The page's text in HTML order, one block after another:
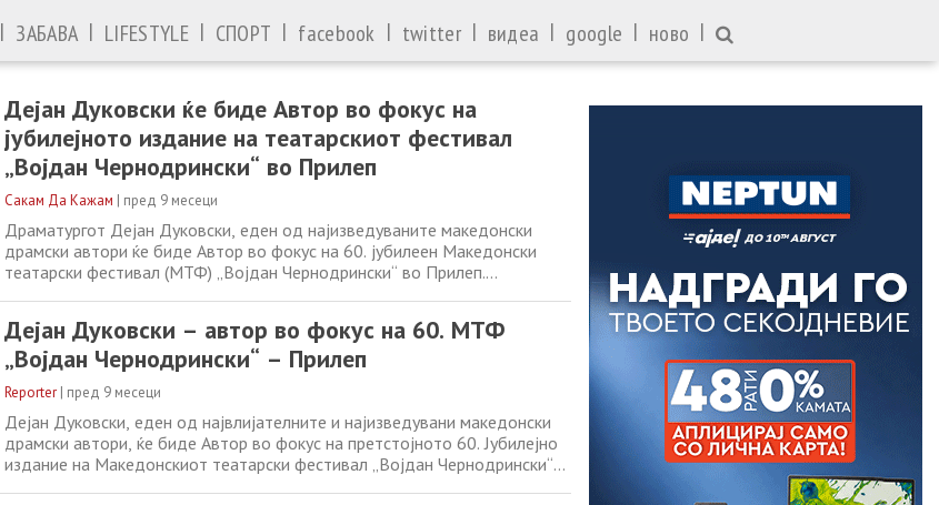
| ЗАБАВА | LIFESTYLE | СПОРТ | facebook | twitter | видеа | google | ново |
Дејан Дуковски ќе биде Автор во фокус на
јубилејното издание на театарскиот фестивал
„Војдан Чернодрински“ во Прилеп
Сакам Да Кажам | пред 9 месеци
Драматургот Дејан Дуковски, еден од најизведуваните македонски
драмски автори ќе биде Автор во фокус на 60. јубилеен Македонски
театарски фестивал (МТФ) „Војдан Чернодрински“ во Прилеп.
потенцирана важноста на Дуковски за македонската
Дејан Дуковски – автор во фокус на 60. МТФ
„Војдан Чернодрински“ – Прилеп
Reporter | пред 9 месеци
Дејан Дуковски, еден од највлијателните и најизведувани македонски
драмски автори, ќе биде Автор во фокус на претстојното 60. Јубилејно
издание на Македонскиот театарски фестивал „Војдан Чернодрински“